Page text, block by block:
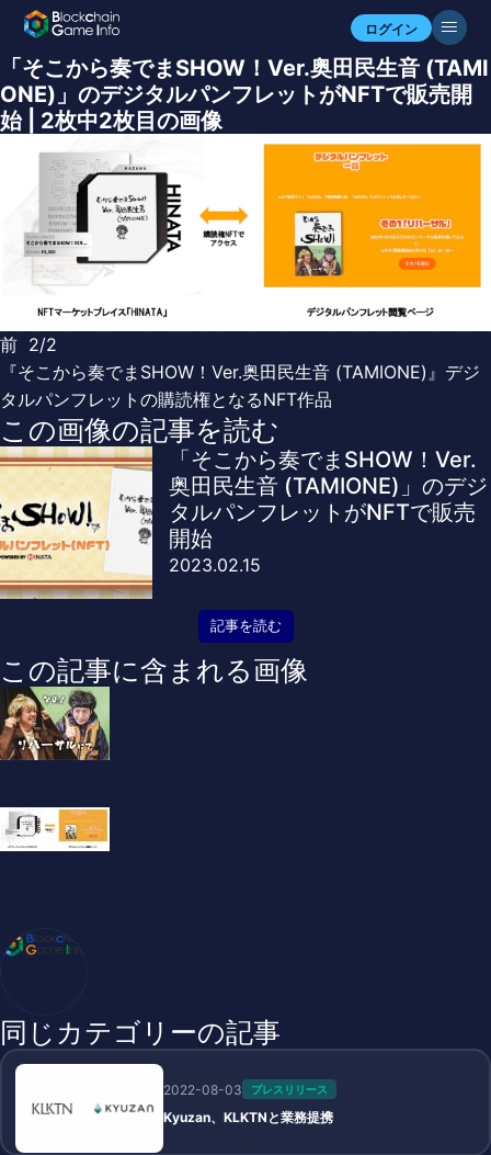
ログイン
「そこから奏でまSHOW！Ver.奥田民生音 (TAMI
ONE)」のデジタルパンフレットがNFTで販売開
始 | 2枚中2枚目の画像
前 2/2
『そこから奏でまSHOW！Ver.奥田民生音 (TAMIONE)』デジ
タルパンフレットの購読権となるNFT作品
この画像の記事を読む
「そこから奏でまSHOW！Ver.
奥田民生音 (TAMIONE)」のデジ
タルパンフレットがNFTで販売
開始
2023.02.15
記事を読む
この記事に含まれる画像
同じカテゴリーの記事
2022-08-03 プレスリリース
Kyuzan、KLKTNと業務提携